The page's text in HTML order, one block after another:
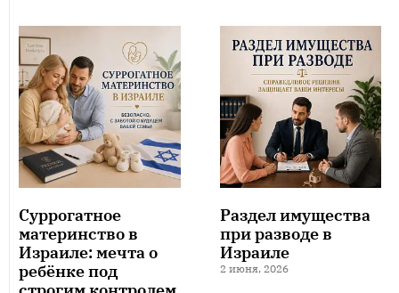
Суррогатное
материнство в
Израиле: мечта о
ребёнке под
Раздел имущества
при разводе в
Израиле
2 июня, 2026